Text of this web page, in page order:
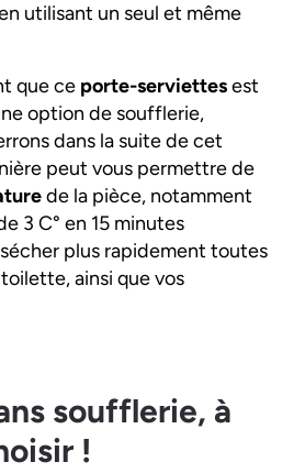
utilisant un seul et même
que ce porte-serviettesest
option de soufflerie,
dans la suite de cet
peut vous permettre de
de la pièce, notamment
3 C° en 15 minutes
plus rapidement toutes
ainsi que vos
soufflerie, à
!